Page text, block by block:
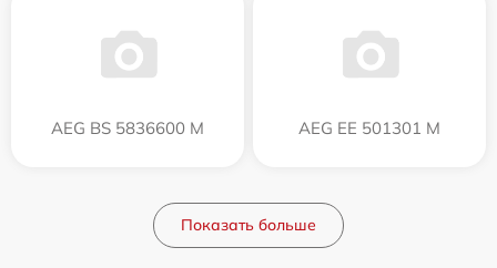
AEG BS 5836600 M AEG EE 501301 M
Показать больше